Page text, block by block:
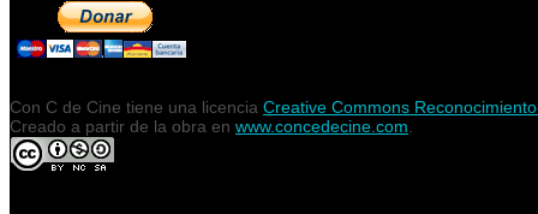
Con C de Cine tiene una licencia Creative Commons
Creado a partir de la obra en www.concedecine.com.